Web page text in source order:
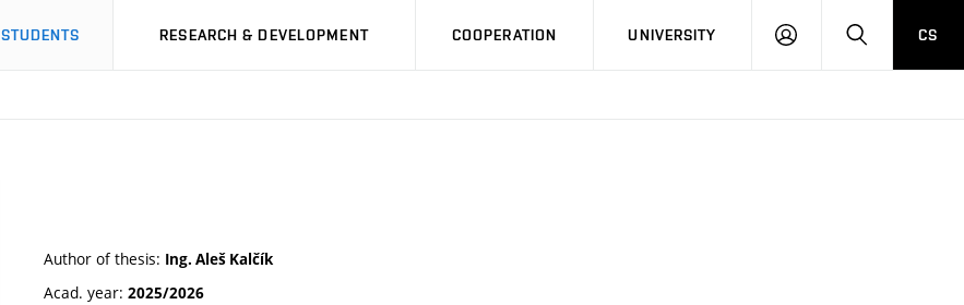
STUDENTS RESEARCH & DEVELOPMENT COOPERATION UNIVERSITY
LOG
SEARCHCS
Author of thesis: Ing. Aleš Kalčík
Acad. year:2025/2026